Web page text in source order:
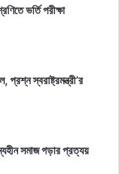
ভর্তি পরীক্ষা
স্বরাষ্ট্রমন্ত্রী’র
সমাজ গড়ার প্রত্যয়